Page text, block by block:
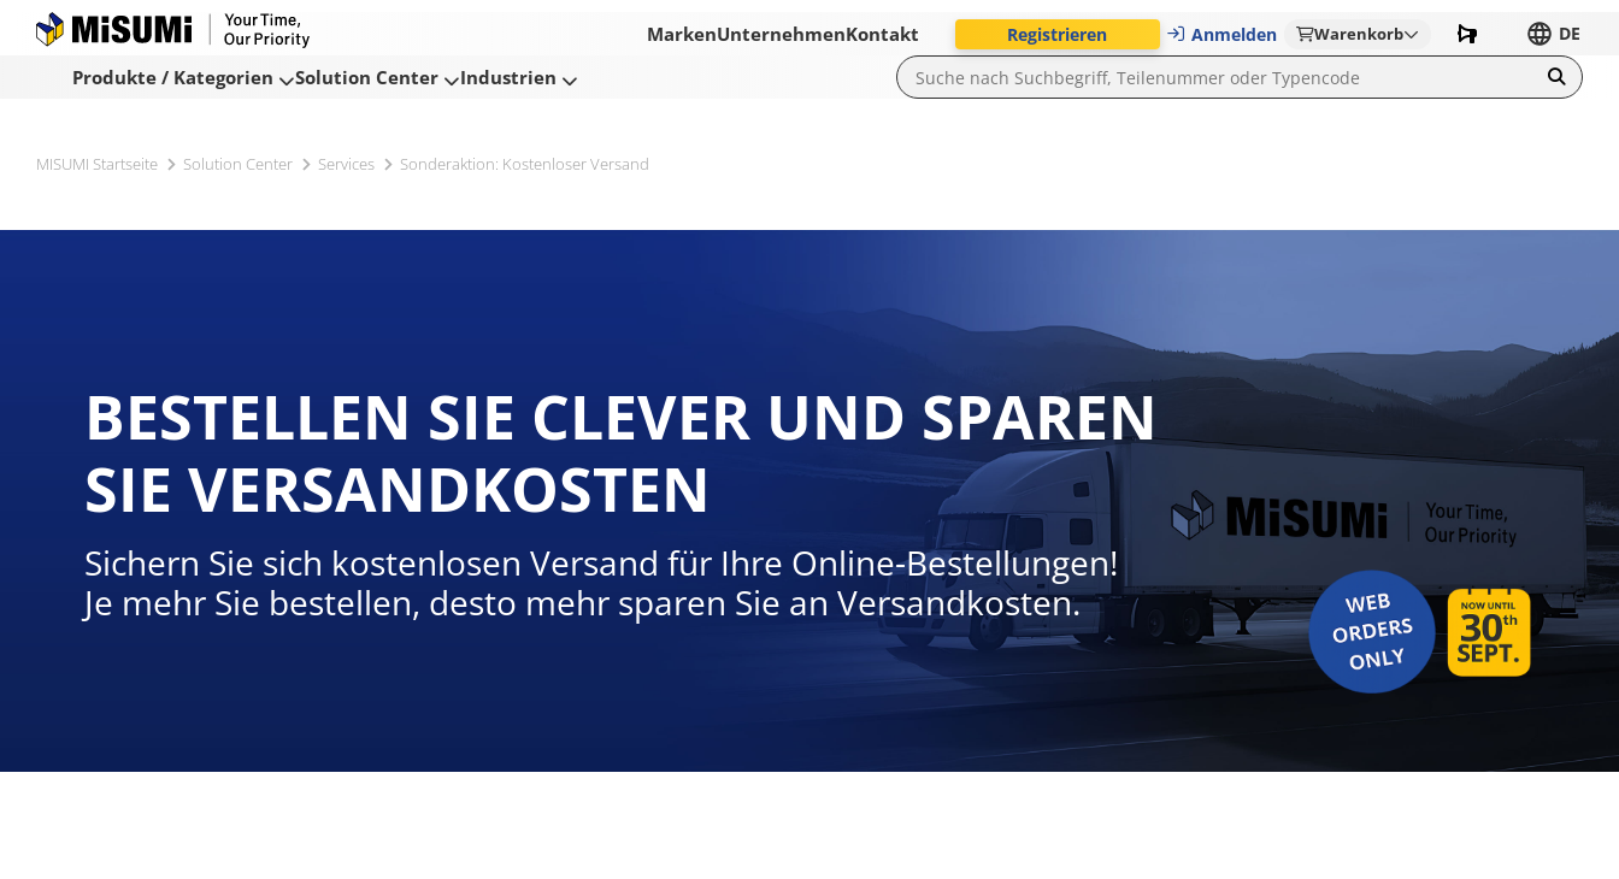
MarkenUnternehmenKontakt Registrieren Anmelden Warenkorb DE
Produkte / Kategorien Solution Center Industrien
MISUMI Startseite Solution Center Services Sonderaktion: Kostenloser Versand
BESTELLEN SIE CLEVER UND SPAREN
SIE VERSANDKOSTEN
Sichern Sie sich kostenlosen Versand für Ihre Online-Bestellungen!
Je mehr Sie bestellen, desto mehr sparen Sie an Versandkosten.